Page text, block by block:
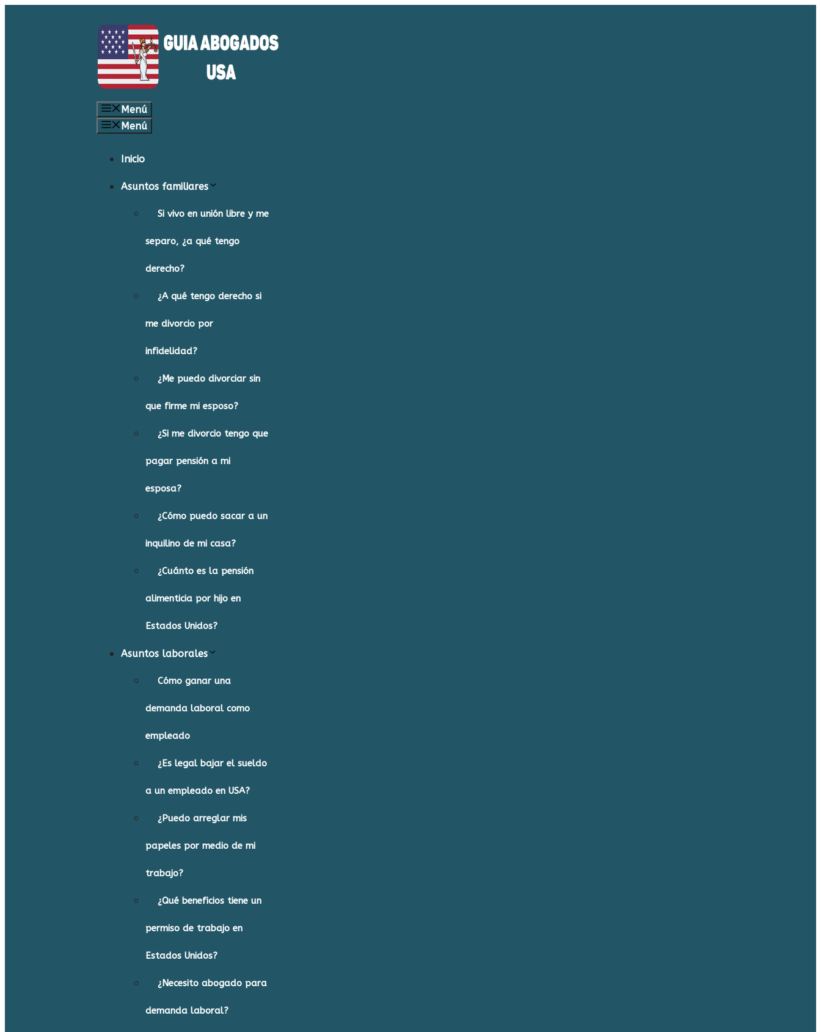
Menú
Menú
Inicio
Asuntos familiares
Si vivo en unión libre y me
separo, ¿a qué tengo
derecho?
¿A qué tengo derecho si
me divorcio por
infidelidad?
¿Me puedo divorciar sin
que firme mi esposo?
¿Si me divorcio tengo que
pagar pensión a mi
esposa?
¿Cómo puedo sacar a un
inquilino de mi casa?
¿Cuánto es la pensión
alimenticia por hijo en
Estados Unidos?
Asuntos laborales
Cómo ganar una
demanda laboral como
empleado
¿Es legal bajar el sueldo
a un empleado en USA?
¿Puedo arreglar mis
papeles por medio de mi
trabajo?
¿Qué beneficios tiene un
permiso de trabajo en
Estados Unidos?
¿Necesito abogado para
demanda laboral?